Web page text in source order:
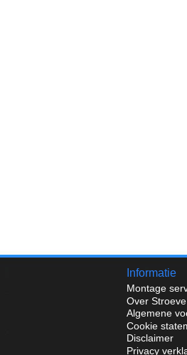
Informatie
Montage
Over
Algemene
Cookie
Disclaimer
Privacy